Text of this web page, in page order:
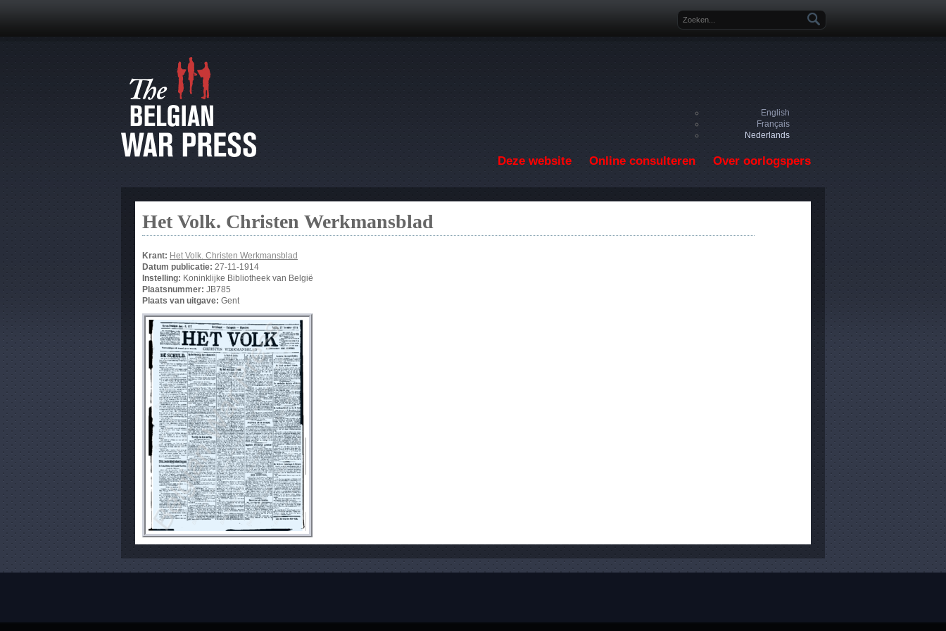
Zoekveld
English
Français
Nederlands
Deze website Online consulteren Over oorlogspers
Het Volk. Christen Werkmansblad
Krant: Het Volk. Christen Werkmansblad
Datum publicatie: 27-11-1914
Instelling: Koninklijke Bibliotheek van België
Plaatsnummer: JB785
Plaats van uitgave: Gent